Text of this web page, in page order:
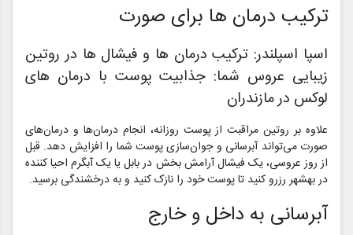
ترکیب درمان ها برای صورت
اسپا اسپلندر: ترکیب درمان ها و فیشال ها در روتین
زیبایی عروس شما: جذابیت پوست با درمان های
لوکس در مازندران
علاوه بر روتین مراقبت از پوست روزانه، انجام درمان‌ها و درمان‌های
صورت می‌تواند آبرسانی و جوان‌سازی پوست شما را افزایش دهد. قبل
از روز عروسی، یک فیشال آرامش بخش در بابل یا یک آبگرم احیا کننده
در بهشهر رزرو کنید تا پوست خود را نازک کنید و به درخشندگی برسید.
آبرسانی به داخل و خارج